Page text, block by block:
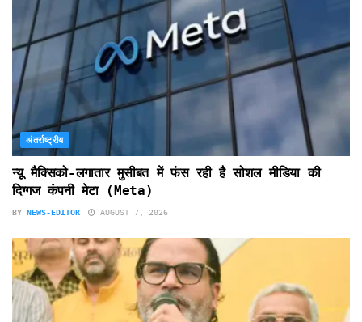
अंतर्राष्ट्रीय
न्यू मैक्सिको-लगातार मुसीबत में फंस रही है सोशल मीडिया की
दिग्गज कंपनी मेटा (Meta)
BY NEWS-EDITOR AUGUST 7, 2026